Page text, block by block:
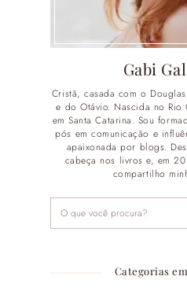
Gabi
Cristã, casada com o
e do Otávio. Nascida no Rio
em Santa Catarina. Sou
pós em comunicação e
apaixonada por blogs.
cabeça nos livros e, em
compartilho
Categorias